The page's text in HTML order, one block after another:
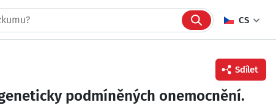
CS
Sdílet
podmíněných onemocnění.